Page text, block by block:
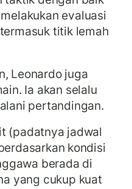
evaluasi
titik lemah
Leonardo juga
Ia akan selalu
pertandingan.
(padatnya jadwal
kondisi
berada di
yang cukup kuat